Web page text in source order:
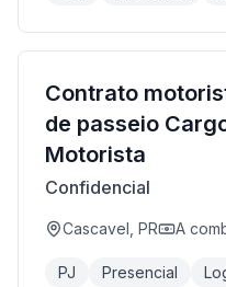
Contrato
de passeio
Motorista
Confidencial
Cascavel, PR A
PJ Presencial